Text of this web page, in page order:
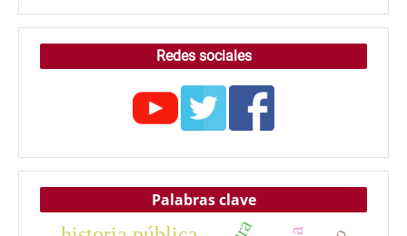
Redes sociales
Palabras clave